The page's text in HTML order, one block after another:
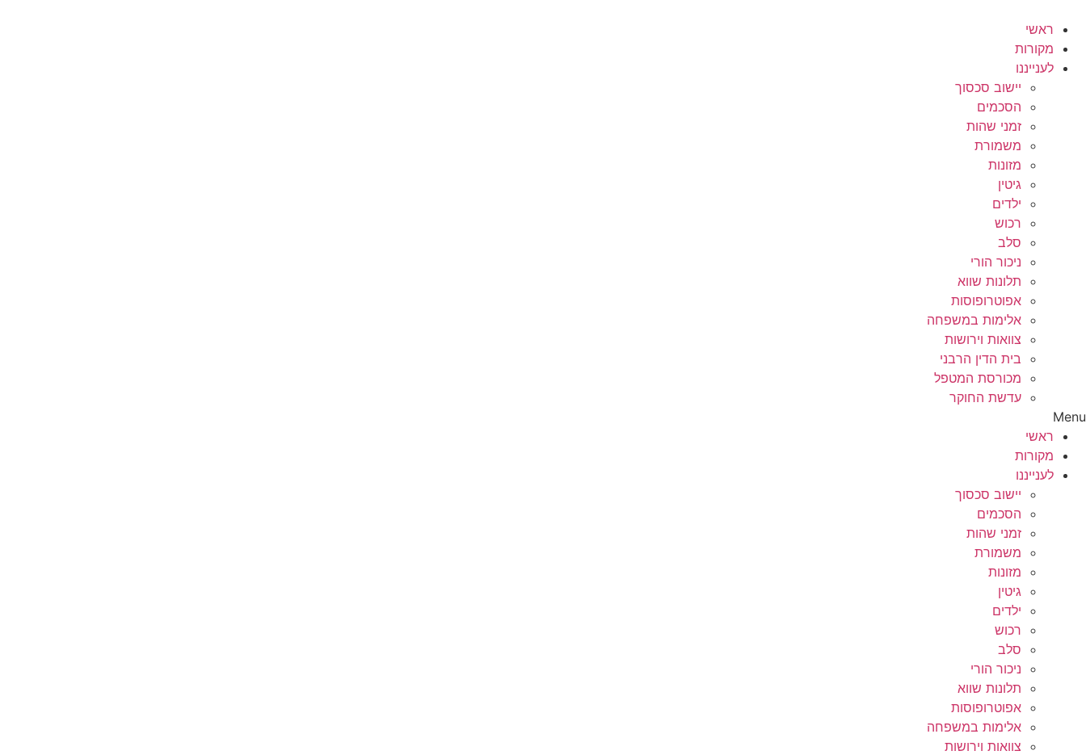
לתוכן
ראשי
מקורות
לענייננו
יישוב סכסוך
הסכמים
זמני שהות
משמורת
מזונות
גיטין
ילדים
רכוש
סלב
ניכור הורי
תלונות שווא
אפוטרופוסות
אלימות במשפחה
צוואות וירושות
בית הדין הרבני
מכורסת המטפל
עדשת החוקר
Menu
ראשי
מקורות
לענייננו
יישוב סכסוך
הסכמים
זמני שהות
משמורת
מזונות
גיטין
ילדים
רכוש
סלב
ניכור הורי
תלונות שווא
אפוטרופוסות
אלימות במשפחה
צוואות וירושות